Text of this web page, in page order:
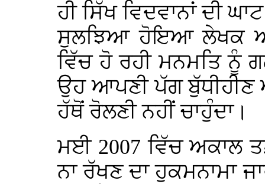
ਹੀ ਸਿੱਖ ਵਿਦਵਾਨਾਂ ਦੀ
ਸੁਲਝਿਆ ਹੋਇਆ ਲੇਖਕ
ਵਿੱਚ ਹੋ ਰਹੀ ਮਨਮਤਿ ਨੂੰ
ਉਹ ਆਪਣੀ ਪੱਗ ਬੁੱਧੀਹੀਣ
ਹੱਥੋਂ ਰੋਲਣੀ ਨਹੀਂ ਚਾਹੁੰਦਾ।
ਮਈ 2007 ਵਿੱਚ ਅਕਾਲ
ਨਾ ਰੱਖਣ ਦਾ ਹੁਕਮਨਾਮਾ